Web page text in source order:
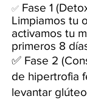
✅ Fase 1
Limpiamos tu
activamos tu
primeros 8
✅ Fase 2
de hipertrofia
levantar